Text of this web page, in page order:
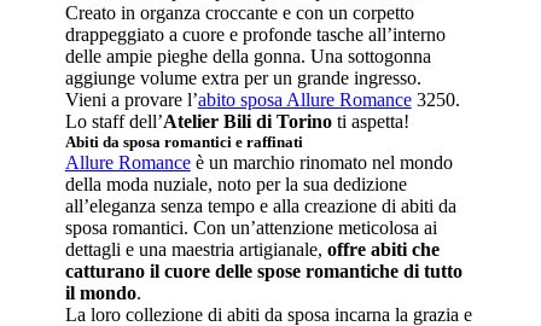
Creato in organza croccante e con un corpetto
drappeggiato a cuore e profonde tasche all’interno
delle ampie pieghe della gonna. Una sottogonna
aggiunge volume extra per un grande ingresso.
Vieni a provare l’abito sposa Allure Romance3250.
Lo staff dell’Atelier Bili di Torinoti aspetta!
Abiti da sposa romantici e raffinati
Allure Romanceè un marchio rinomato nel mondo
della moda nuziale, noto per la sua dedizione
all’eleganza senza tempo e alla creazione di abiti da
sposa romantici. Con un’attenzione meticolosa ai
dettagli e una maestria artigianale, offre abiti che
catturano il cuore delle spose romantiche di tutto
il mondo.
La loro collezione di abiti da sposa incarna la grazia e